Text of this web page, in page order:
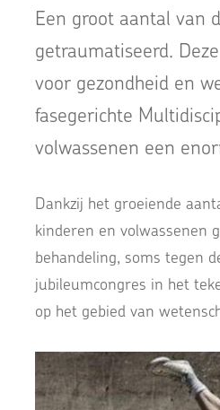
Een groot aantal van
getraumatiseerd.
voor gezondheid en
fasegerichte
volwassenen een
Dankzij het groeiende
kinderen en volwassenen
behandeling, soms tegen
jubileumcongres in het
op het gebied van